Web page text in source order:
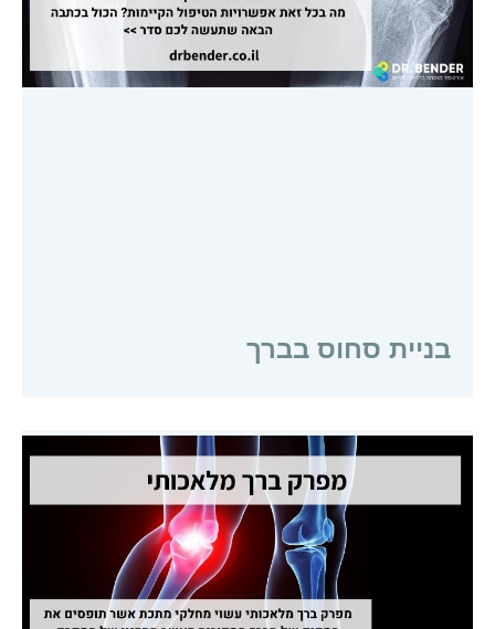
בניית סחוס בברך